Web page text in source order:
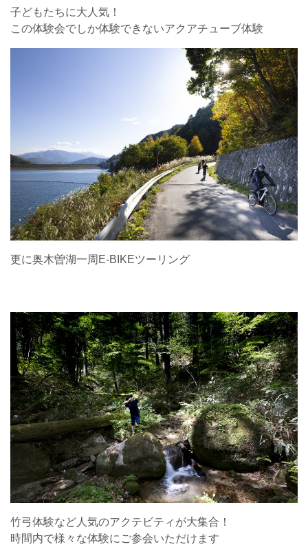
子どもたちに大人気！
この体験会でしか体験できないアクアチューブ体験
更に奥木曽湖一周E-BIKEツーリング
竹弓体験など人気のアクテビティが大集合！
時間内で様々な体験にご参会いただけます